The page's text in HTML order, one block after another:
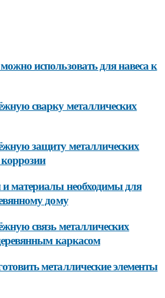
использовать для навеса к
сварку металлических
защиту металлических
коррозии
материалы необходимы для
дому
связь металлических
каркасом
металлические элементы